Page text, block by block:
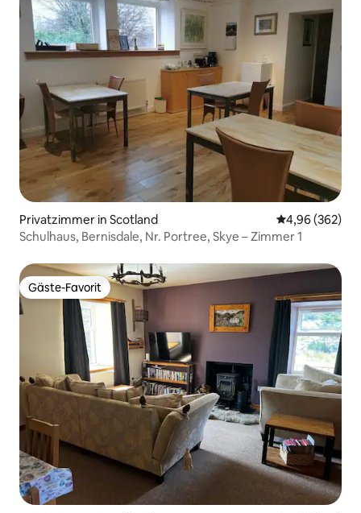
Privatzimmer in Scotland
4,96 (362)
Schulhaus, Bernisdale, Nr. Portree, Skye – Zimmer 1
Gäste-Favorit
Gäste-Favorit